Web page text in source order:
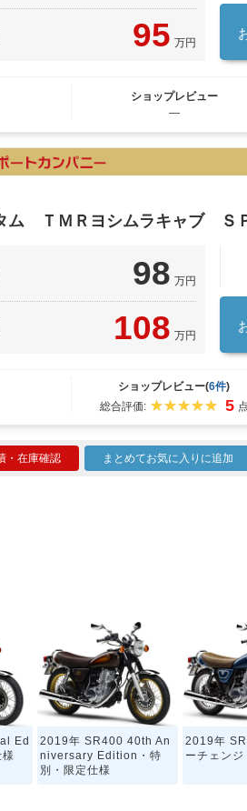
95 万円
ショップレビュー
―
ム ＴＭＲヨシムラキャブ Ｓ
98 万円
108 万円
ショップレビュー(6件)
総合評価:
5 点
・在庫確認 まとめてお気に入りに追加
Ed
2019年 SR400 40th An
niversary Edition・特
別・限定仕様
2019年
ーチェンジ